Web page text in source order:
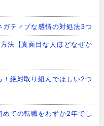
ティブな感情の対処法3つ
法【真面目な人ほどなぜか
絶対取り組んでほしい2つ
めての転職をわずか2年でし